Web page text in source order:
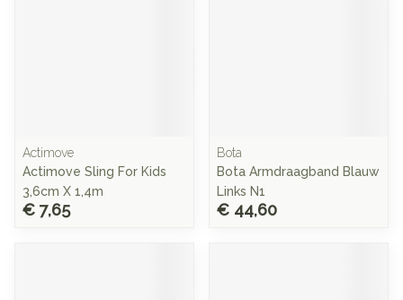
Actimove
Actimove Sling For Kids
3,6cm X 1,4m
€ 7,65
Bota
Bota Armdraagband Blauw
Links N1
€ 44,60